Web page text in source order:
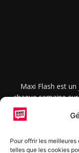
Pour offrir les
telles que les cookies
Maxi Flash est
chaque semaine
2015, dans les
2022, et à